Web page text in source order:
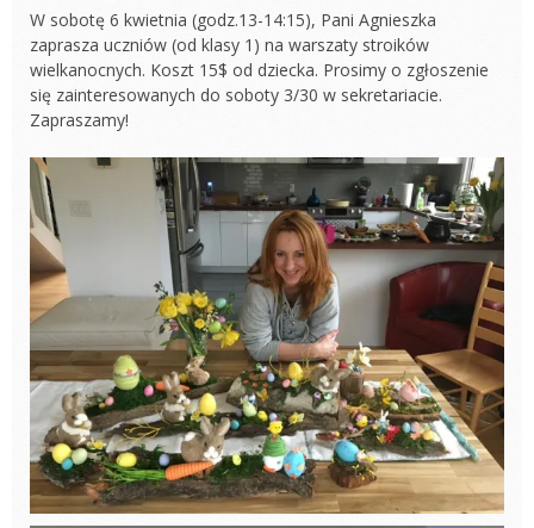
W sobotę 6 kwietnia (godz.13-14:15), Pani Agnieszka
zaprasza uczniów (od klasy 1) na warszaty stroików
wielkanocnych. Koszt 15$ od dziecka. Prosimy o zgłoszenie
się zainteresowanych do soboty 3/30 w sekretariacie.
Zapraszamy!